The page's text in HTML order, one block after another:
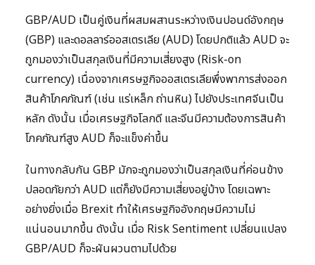
GBP/AUD เป็นคู่เงินที่ผสมผสานระหว่างเงินปอนด์อังกฤษ
(GBP) และดอลลาร์ออสเตรเลีย (AUD) โดยปกติแล้ว AUD จะ
ถูกมองว่าเป็นสกุลเงินที่มีความเสี่ยงสูง (Risk-on
currency) เนื่องจากเศรษฐกิจออสเตรเลียพึ่งพาการส่งออก
สินค้าโภคภัณฑ์ (เช่น แร่เหล็ก ถ่านหิน) ไปยังประเทศจีนเป็น
หลัก ดังนั้น เมื่อเศรษฐกิจโลกดี และจีนมีความต้องการสินค้า
โภคภัณฑ์สูง AUD ก็จะแข็งค่าขึ้น
ในทางกลับกัน GBP มักจะถูกมองว่าเป็นสกุลเงินที่ค่อนข้าง
ปลอดภัยกว่า AUD แต่ก็ยังมีความเสี่ยงอยู่บ้าง โดยเฉพาะ
อย่างยิ่งเมื่อ Brexit ทำให้เศรษฐกิจอังกฤษมีความไม่
แน่นอนมากขึ้น ดังนั้น เมื่อ Risk Sentiment เปลี่ยนแปลง
GBP/AUD ก็จะผันผวนตามไปด้วย